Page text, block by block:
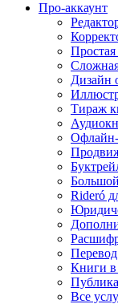
Про-аккаунт
Простая
Дизайн
Тираж
Rideró
Перевод
Книги в
Все